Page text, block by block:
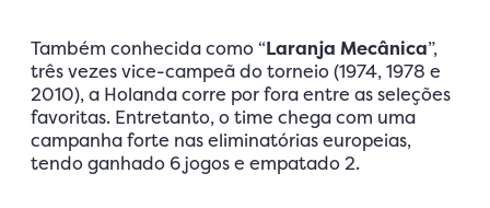
Também conhecida como “Laranja Mecânica”,
três vezes vice-campeã do torneio (1974, 1978 e
2010), a Holanda corre por fora entre as seleções
favoritas. Entretanto, o time chega com uma
campanha forte nas eliminatórias europeias,
tendo ganhado 6 jogos e empatado 2.